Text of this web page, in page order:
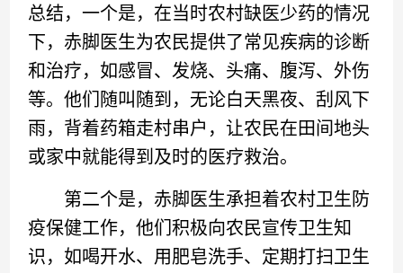
总结，一个是，在当时农村缺医少药的情况
下，赤脚医生为农民提供了常见疾病的诊断
和治疗，如感冒、发烧、头痛、腹泻、外伤
等。他们随叫随到，无论白天黑夜、刮风下
雨，背着药箱走村串户，让农民在田间地头
或家中就能得到及时的医疗救治。
第二个是，赤脚医生承担着农村卫生防
疫保健工作，他们积极向农民宣传卫生知
识，如喝开水、用肥皂洗手、定期打扫卫生